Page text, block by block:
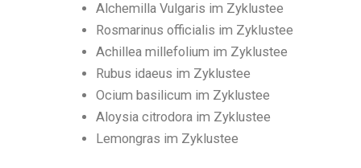
Alchemilla Vulgaris im Zyklustee
Rosmarinus officialis im Zyklustee
Achillea millefolium im Zyklustee
Rubus idaeus im Zyklustee
Ocium basilicum im Zyklustee
Aloysia citrodora im Zyklustee
Lemongras im Zyklustee